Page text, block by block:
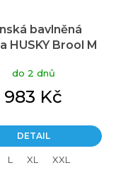
bavlněná
HUSKY Brool M
do 2 dnů
983 Kč
DETAIL
L XL XXL